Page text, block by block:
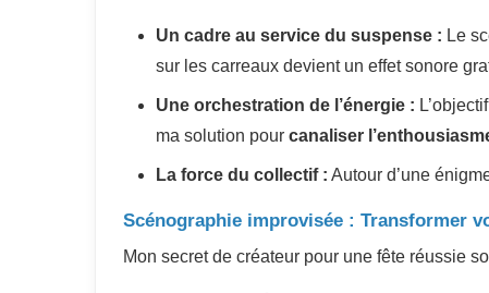
Un cadre au service du suspense : Le
sur les carreaux devient un effet sonore
Une orchestration de l’énergie :
ma solution pour canaliser
La force du collectif : Autour d’une
Scénographie improvisée : Transformer
Mon secret de créateur pour une fête réussie